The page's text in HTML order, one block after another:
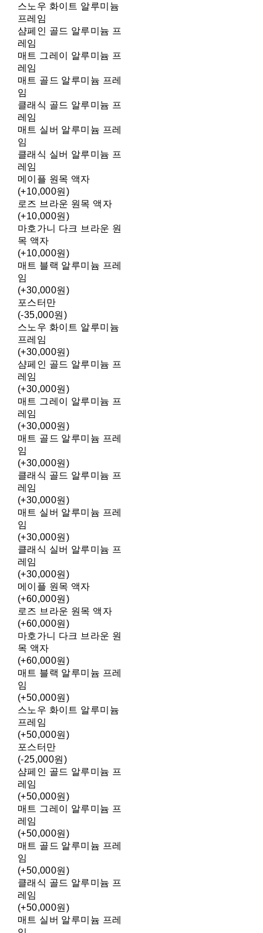
스노우 화이트 알루미늄
프레임
샴페인 골드 알루미늄 프
레임
매트 그레이 알루미늄 프
레임
매트 골드 알루미늄 프레
임
클래식 골드 알루미늄 프
레임
매트 실버 알루미늄 프레
임
클래식 실버 알루미늄 프
레임
메이플 원목 액자
(+10,000원)
로즈 브라운 원목 액자
(+10,000원)
마호가니 다크 브라운 원
목 액자
(+10,000원)
매트 블랙 알루미늄 프레
임
(+30,000원)
포스터만
(-35,000원)
스노우 화이트 알루미늄
프레임
(+30,000원)
샴페인 골드 알루미늄 프
레임
(+30,000원)
매트 그레이 알루미늄 프
레임
(+30,000원)
매트 골드 알루미늄 프레
임
(+30,000원)
클래식 골드 알루미늄 프
레임
(+30,000원)
매트 실버 알루미늄 프레
임
(+30,000원)
클래식 실버 알루미늄 프
레임
(+30,000원)
메이플 원목 액자
(+60,000원)
로즈 브라운 원목 액자
(+60,000원)
마호가니 다크 브라운 원
목 액자
(+60,000원)
매트 블랙 알루미늄 프레
임
(+50,000원)
스노우 화이트 알루미늄
프레임
(+50,000원)
포스터만
(-25,000원)
샴페인 골드 알루미늄 프
레임
(+50,000원)
매트 그레이 알루미늄 프
레임
(+50,000원)
매트 골드 알루미늄 프레
임
(+50,000원)
클래식 골드 알루미늄 프
레임
(+50,000원)
매트 실버 알루미늄 프레